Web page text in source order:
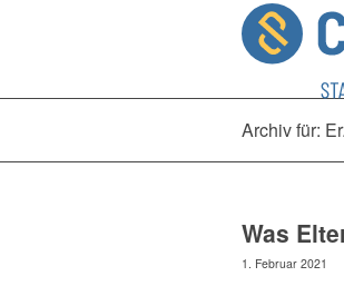
Archiv für:
Was
1. Februar 2021